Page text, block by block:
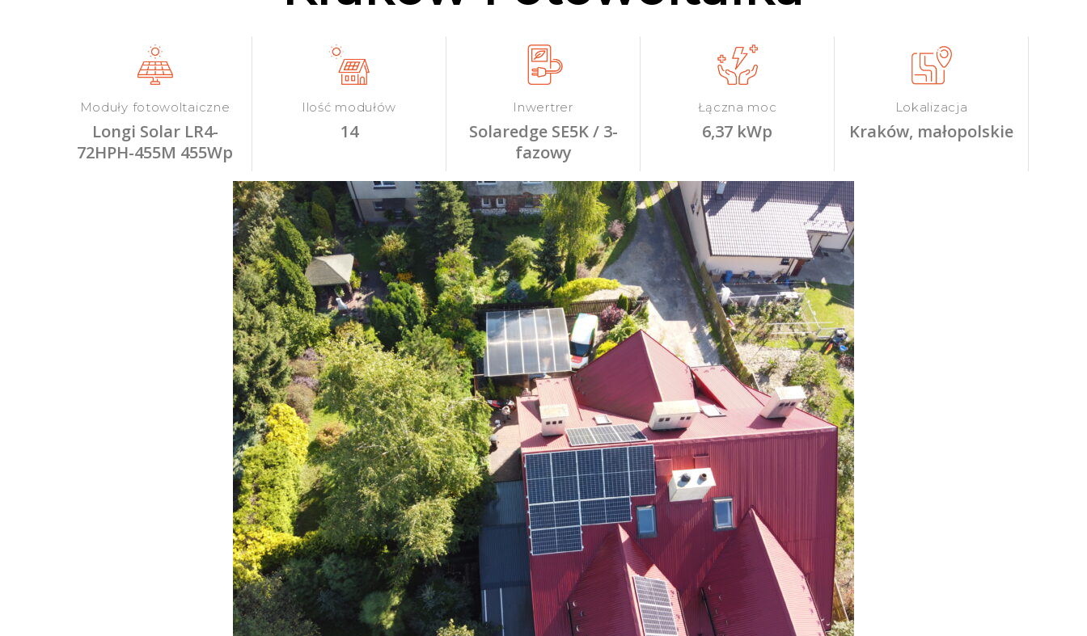
Moduły fotowoltaiczne
Longi Solar LR4-
72HPH-455M 455Wp
Ilość modułów
14
Inwertrer
Solaredge SE5K / 3-
fazowy
Łączna moc
6,37 kWp
Lokalizacja
Kraków, małopolskie